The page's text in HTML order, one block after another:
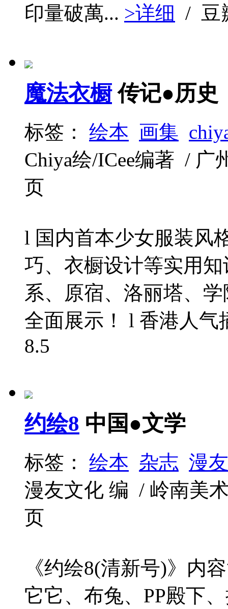
印量破萬... >详细 / 豆
魔法衣橱 传记●历史
标签： 绘本 画集
Chiya绘/ICee编著 /
页
l 国内首本少女服装风
巧、衣橱设计等实用
系、原宿、洛丽塔、
全面展示！ l 香港人气
8.5
约绘8 中国●文学
标签： 绘本 杂志 漫友
漫友文化 编 / 岭南美
页
《约绘8(清新号)》内
它它、布兔、PP殿下